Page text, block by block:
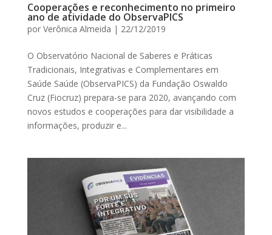
Cooperações e reconhecimento no primeiro
ano de atividade do ObservaPICS
por Verônica Almeida | 22/12/2019
O Observatório Nacional de Saberes e Práticas
Tradicionais, Integrativas e Complementares em
Saúde Saúde (ObservaPICS) da Fundação Oswaldo
Cruz (Fiocruz) prepara-se para 2020, avançando com
novos estudos e cooperações para dar visibilidade a
informações, produzir e...